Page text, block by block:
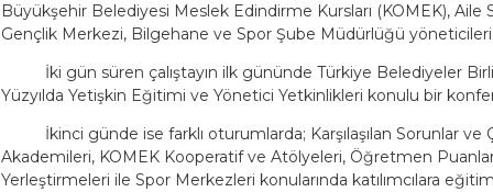
Büyükşehir Belediyesi Meslek Edindirme Kursları (KOMEK),
Gençlik Merkezi, Bilgehane ve Spor Şube Müdürlüğü yöneticileri
İki gün süren çalıştayın ilk gününde Türkiye Belediyeler
Yüzyılda Yetişkin Eğitimi ve Yönetici Yetkinlikleri konulu bir
İkinci günde ise farklı oturumlarda; Karşılaşılan Sorunlar ve
Akademileri, KOMEK Kooperatif ve Atölyeleri, Öğretmen
Yerleştirmeleri ile Spor Merkezleri konularında katılımcılara